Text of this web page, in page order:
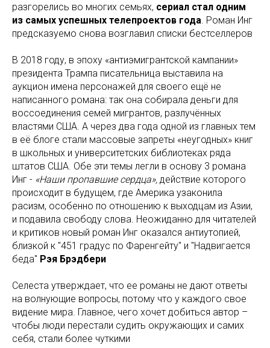
разгорелись во многих семьях, сериал стал одним
из самых успешных телепроектов года . Роман Инг
предсказуемо снова возглавил списки бестселлеров
В 2018 году, в эпоху «антиэмигрантской кампании»
президента Трампа писательница выставила на
аукцион имена персонажей для своего ещё не
написанного романа: так она собирала деньги для
воссоединения семей мигрантов, разлучённых
властями США. А через два года одной из главных тем
в её блоге стали массовые запреты «неугодных» книг
в школьных и университетских библиотеках ряда
штатов США. Обе эти темы легли в основу 3 романа
Инг - «Наши пропавшие сердца», действие которого
происходит в будущем, где Америка узаконила
расизм, особенно по отношению к выходцам из Азии,
и подавила свободу слова. Неожиданно для читателей
и критиков новый роман Инг оказался антиутопией,
близкой к "451 градус по Фаренгейту" и "Надвигается
беда" Рэя Брэдбери
Селеста утверждает, что ее романы не дают ответы
на волнующие вопросы, потому что у каждого свое
видение мира. Главное, чего хочет добиться автор –
чтобы люди перестали судить окружающих и самих
себя, стали более чуткими